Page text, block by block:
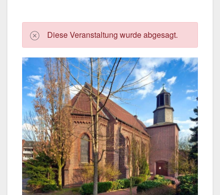
Die­se Ver­an­stal­tung wur­de abge­sagt.